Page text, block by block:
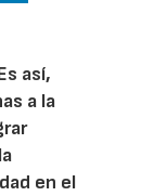
así,
a la
en el